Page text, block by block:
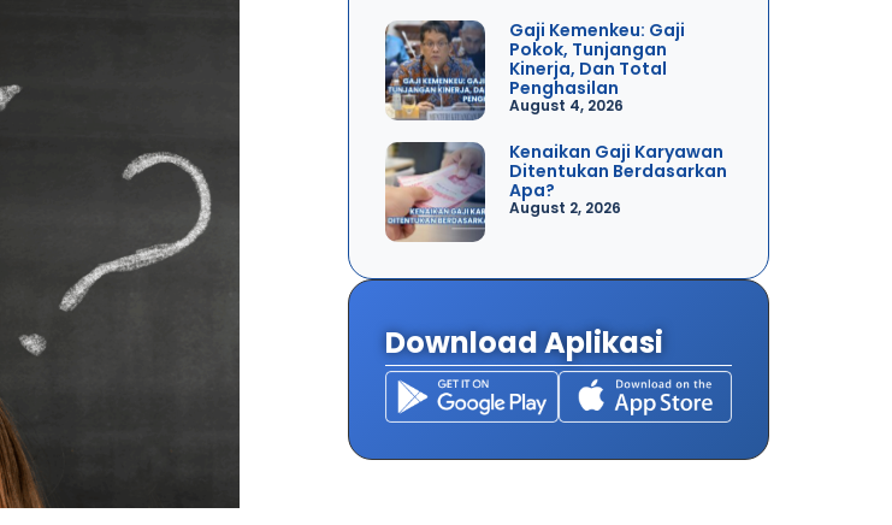
Gaji Kemenkeu: Gaji
Pokok, Tunjangan
Kinerja, Dan Total
Penghasilan
August 4, 2026
Kenaikan Gaji Karyawan
Ditentukan Berdasarkan
Apa?
August 2, 2026
Download Aplikasi